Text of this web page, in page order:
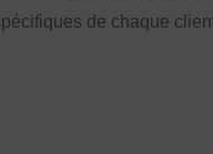
de chaque